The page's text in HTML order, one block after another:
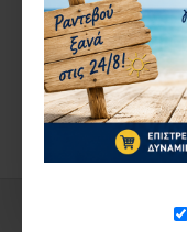
DOMUS
ΔΕΊΤΕ ΑΚΌΜΑ